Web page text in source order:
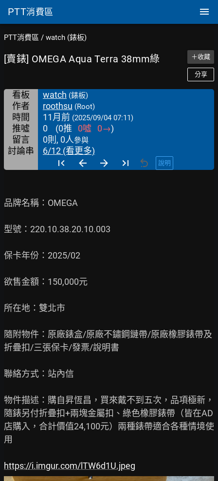
PTT消費區
PTT消費區 / watch (錶板)
[賣錶] OMEGA Aqua Terra 38mm綠 ＋收藏
分享
看板 watch (錶板)
作者 roothsu (Root)
時間 11月前 (2025/09/04 07:11)
推噓 0 (0推 0噓 0→)
留言
0則, 0人參與
討論串 6/12 (看更多)
說明
品牌名稱：OMEGA
型號：220.10.38.20.10.003
保卡年份：2025/02
欲售金額：150,000元
所在地：雙北市
隨附物件：原廠錶盒/原廠不鏽鋼鏈帶/原廠橡膠錶帶及
折疊扣/三張保卡/發票/說明書
聯絡方式：站內信
物件描述：購自昇恆昌，買來戴不到五次，品項極新，
隨錶另付折疊扣+兩塊金屬扣、綠色橡膠錶帶（皆在AD
店購入，合計價值24,100元）兩種錶帶適合各種情境使
用
https://i.imgur.com/lTW6d1U.jpeg